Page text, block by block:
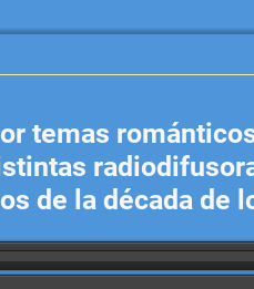
temas
de la década de